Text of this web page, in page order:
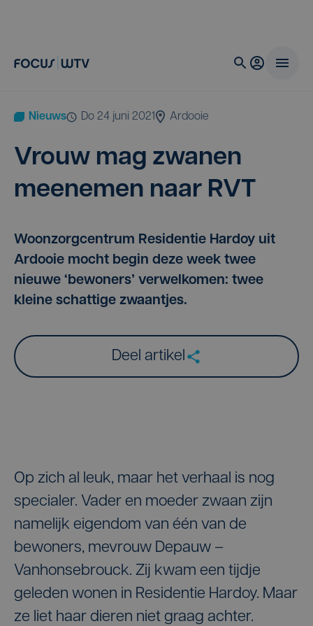
Nieuws do 24 juni 2021 Ardooie
Vrouw mag zwa­nen
mee­ne­men naar RVT
Woonzorgcentrum Residentie Hardoy uit
Ardooie mocht begin deze week twee
nieuwe ‘bewoners’ verwelkomen: twee
kleine schattige zwaantjes.
Deel artikel
Op zich al leuk, maar het verhaal is nog
specialer. Vader en moeder zwaan zijn
namelijk eigendom van één van de
bewoners, mevrouw Depauw –
Vanhonsebrouck. Zij kwam een tijdje
geleden wonen in Residentie Hardoy. Maar
ze liet haar dieren niet graag achter.